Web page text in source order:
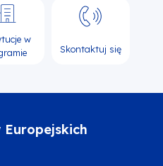
w
Skontaktuj się
Europejskich